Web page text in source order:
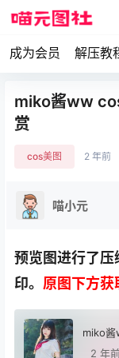
成为会员 解压教
miko酱ww
赏
cos美图 2 年前
喵小元
预览图进行了
印。 原图下方获
miko
2 年